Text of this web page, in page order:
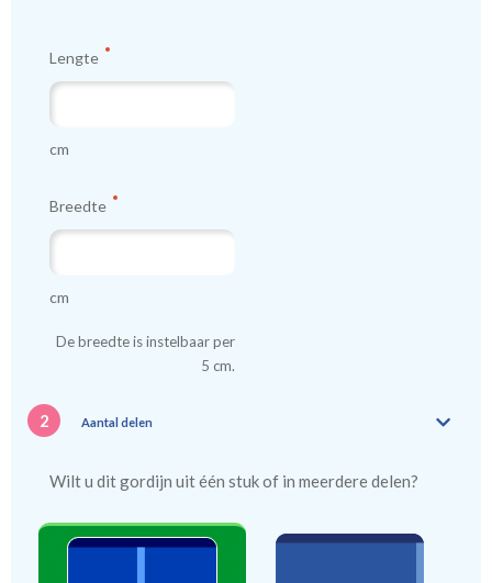
Lengte
cm
Breedte
cm
De breedte is instelbaar per
5 cm.
2 Aantal delen
Wilt u dit gordijn uit één stuk of in meerdere delen?